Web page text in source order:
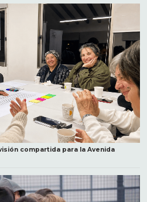
compartida para la Avenida